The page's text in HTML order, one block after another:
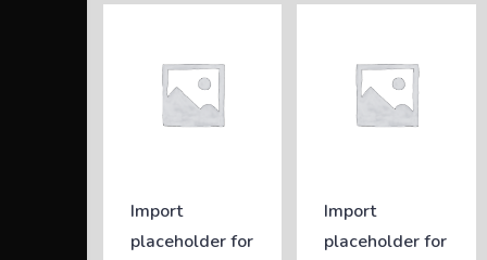
Import
placeholder for
Import
placeholder for